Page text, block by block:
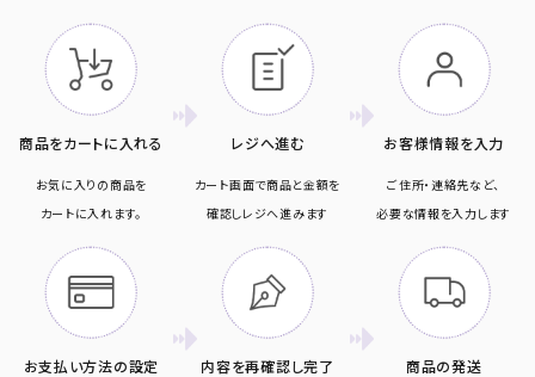
商品をカートに入れる
お気に入りの商品を
カートに入れます。
レジへ進む
カート画面で商品と金額を
確認しレジへ進みます
お客様情報を入力
ご住所・連絡先など、
必要な情報を入力します
お支払い方法の設定 内容を再確認し完了 商品の発送